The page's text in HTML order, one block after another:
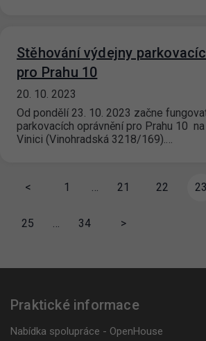
Stěhování výdejny
pro Prahu 10
20. 10. 2023
Od pondělí 23. 10. 2023 začne
parkovacích oprávnění pro Prahu 10
Vinici (Vinohradská 3218/169).…
< 1 … 21 22 23
25 … 34 >
Praktické informace
Nabídka spolupráce - OpenHouse